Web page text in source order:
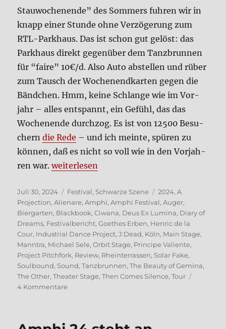
Stau­wo­chen­en­de” des Som­mers fuh­ren wir in
knapp einer Stun­de ohne Ver­zö­ge­rung zum
RTL-Park­haus. Das ist schon gut gelöst: das
Park­haus direkt gegen­über dem Tanz­brun­nen
für “fai­re” 10€/d. Also Auto abstel­len und rüber
zum Tausch der Wochen­end­kar­ten gegen die
Bänd­chen. Hmm, kei­ne Schlan­ge wie im Vor­
jahr – alles ent­spannt, ein Gefühl, das das
Wochen­en­de durch­zog. Es ist von 12500 Besu­
cherndie Rede – und ich mein­te, spü­ren zu
kön­nen, daß es nicht so voll wie in den Vor­jah­
ren war.„Amphi Festi­val 2024 – Bericht“
wei­ter­le­sen
Veröffentlicht
am
Juli 30, 2024 Kategorien
Festival, Schwarze Szene Schlagwörter
2024,A
Projection,Alienare,Amphi,Amphi Festival,Auger,
Biergarten, Blackbook,Ciwana, Deus Ex Lumina, Diary of
Dreams, Festivalbericht,Goethes Erben, Henric de la
Cour, Industrial Dance Project,J:Dead, Köln, Main Stage,
Manntra, Michael Sele,Orbit Stage, Principe Valiente,
Project Pitchfork, Review, Rheinterrassen, Solar Fake,
Soulbound, Sound,Tanzbrunnen,The Beauty of Gemina,
The Other,Theater Stage,Then Comes Silence,Tour
4 Kommentare